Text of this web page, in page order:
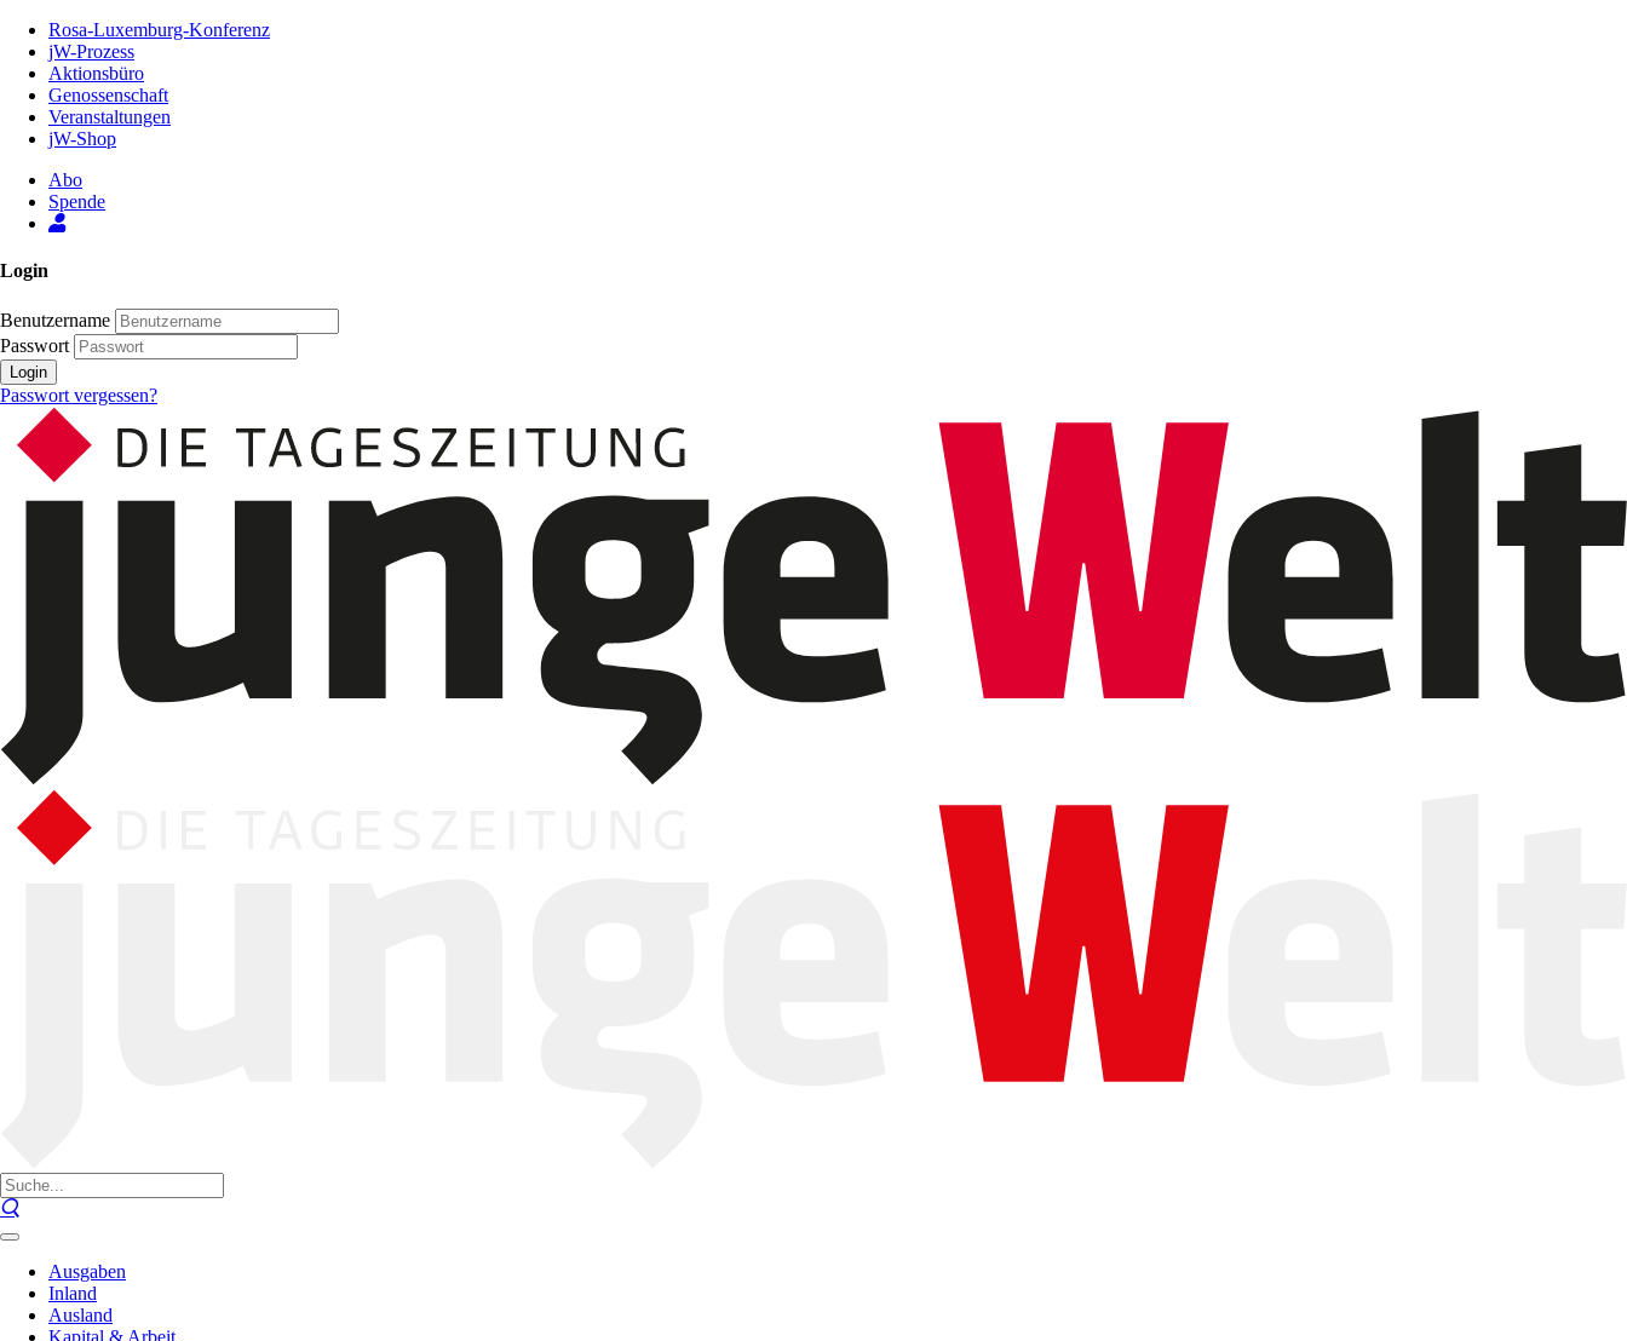
Inhalt
Seite
Rosa-Luxemburg-Konferenz
jW-Prozess
Aktionsbüro
Genossenschaft
Veranstaltungen
jW-Shop
Abo
Spende
Login
Benutzername
Passwort
Login
Passwort vergessen?
Ausgaben
Inland
Ausland
Kapital & Arbeit